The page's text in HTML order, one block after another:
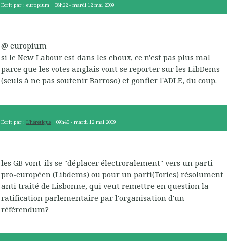
Écrit par : europium 08h22 -mardi 12 mai 2009
@ europium
si le New Labour est dans les choux, ce n'est pas plus mal
parce que les votes anglais vont se reporter sur les LibDems
(seuls à ne pas soutenir Barroso) et gonfler l'ADLE, du coup.
Écrit par : L'hérétique 09h40 -mardi 12 mai 2009
les GB vont-ils se "déplacer électroralement" vers un parti
pro-européen (Libdems) ou pour un parti(Tories) résolument
anti traité de Lisbonne, qui veut remettre en question la
ratification parlementaire par l'organisation d'un
référendum?